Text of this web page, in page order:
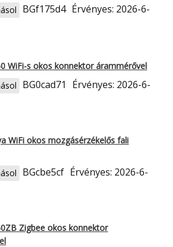
BGf175d4 Érvényes: 2026-6-
WiFi-s okos konnektor árammérővel
BG0cad71
Érvényes: 2026-6-
WiFi okos mozgásérzékelős fali
BGcbe5cf Érvényes: 2026-6-
Zigbee okos konnektor